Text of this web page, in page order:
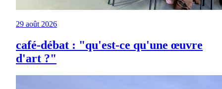
29 août 2026
café-débat : "qu'est-ce qu'une œuvre
d'art ?"